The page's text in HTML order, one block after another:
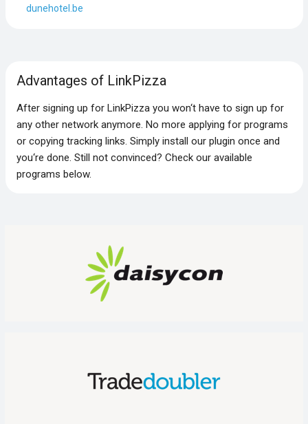
dunehotel.be
Advantages of LinkPizza
After signing up for LinkPizza you won‘t have to sign up for
any other network anymore. No more applying for programs
or copying tracking links. Simply install our plugin once and
you‘re done. Still not convinced? Check our available
programs below.